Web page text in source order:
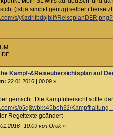
(ist ja simpel genug) selber übersetzt...
s/y0zdrifbdojbilf/
Kampf-&Reiseübersichtsplan auf
22.01.2016 | 00:09 »
gemacht. Die Kampfübersicht sollte
s/o5q8wbks45beh32/
Regeltexte geändert
| 10:09 von Orok»